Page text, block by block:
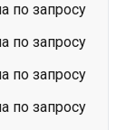
по запросу
по запросу
по запросу
по запросу